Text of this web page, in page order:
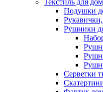
Текстиль для
Подушки
Рушники
Серветки